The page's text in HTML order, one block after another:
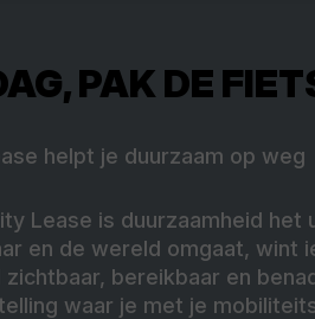
PAK DE
helpt je duurzaam op weg
Lease is duurzaamheid
en de wereld omgaat, wint
zichtbaar, bereikbaar en
waar je met je